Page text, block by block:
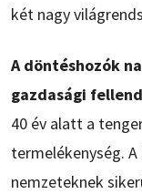
két nagy
A döntéshozók
gazdasági
40 év alatt a
termelékenység.
nemzeteknek